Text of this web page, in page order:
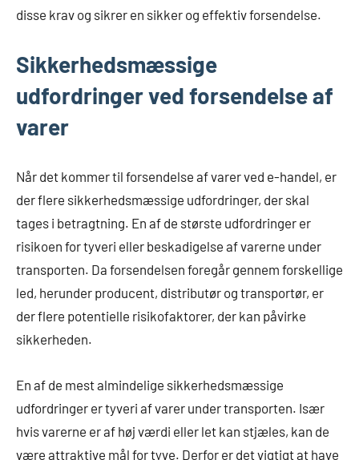
disse krav og sikrer en sikker og effektiv forsendelse.
Sikkerhedsmæssige
udfordringer ved forsendelse af
varer
Når det kommer til forsendelse af varer ved e-handel, er
der flere sikkerhedsmæssige udfordringer, der skal
tages i betragtning. En af de største udfordringer er
risikoen for tyveri eller beskadigelse af varerne under
transporten. Da forsendelsen foregår gennem forskellige
led, herunder producent, distributør og transportør, er
der flere potentielle risikofaktorer, der kan påvirke
sikkerheden.
En af de mest almindelige sikkerhedsmæssige
udfordringer er tyveri af varer under transporten. Især
hvis varerne er af høj værdi eller let kan stjæles, kan de
være attraktive mål for tyve. Derfor er det vigtigt at have